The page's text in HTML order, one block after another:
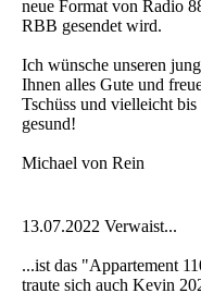
neue Format von Radio
RBB gesendet wird.
Ich wünsche unseren
Ihnen alles Gute und
Tschüss und vielleicht
gesund!
Michael von Rein
13.07.2022 Verwaist...
...ist das "Appartement
traute sich auch Kevin